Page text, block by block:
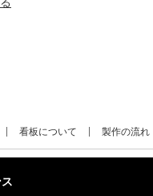
看板について 製作の流れ